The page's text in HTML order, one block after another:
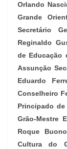
Orlando
Grande
Secretário
Reginaldo
de Educação
Assunção
Eduardo
Conselheiro
Principado
Grão-Mestre
Roque
Cultura do